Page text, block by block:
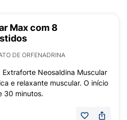
Max com 8
DE ORFENADRINA
Neosaldina Muscular
e relaxante muscular. O início
30 minutos.